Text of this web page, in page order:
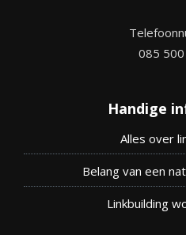
085
Handige
Alles over
Belang van een
Linkbuilding